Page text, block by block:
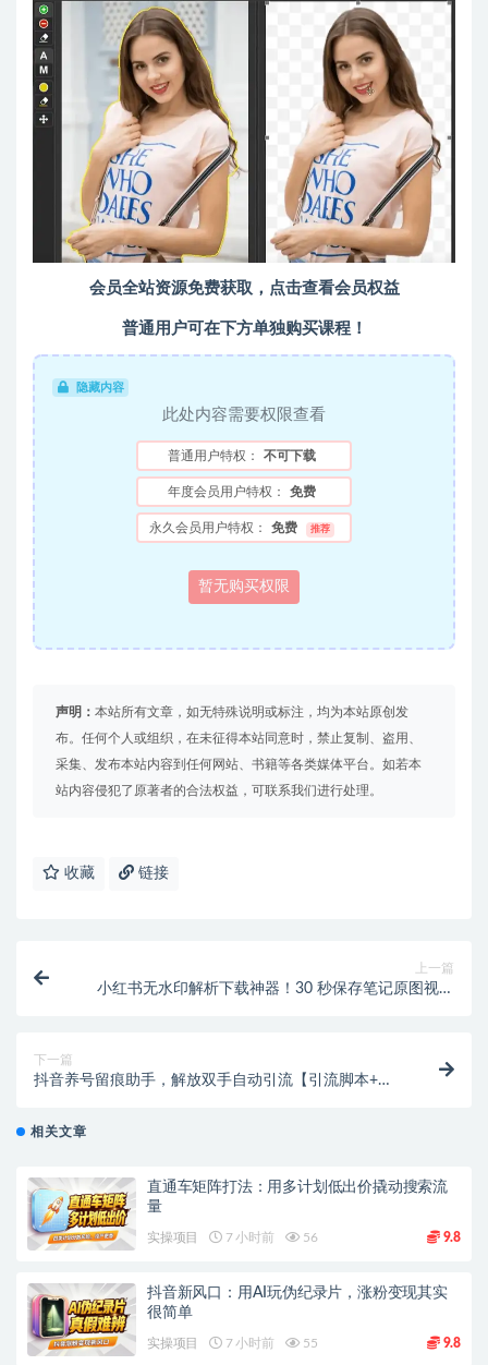
会员全站资源免费获取，点击查看会员权益
普通用户可在下方单独购买课程！
隐藏内容
此处内容需要权限查看
普通用户特权： 不可下载
年度会员用户特权： 免费
永久会员用户特权： 免费 推荐
暂无购买权限
声明： 本站所有文章，如无特殊说明或标注，均为本站原创发
布。任何个人或组织，在未征得本站同意时，禁止复制、盗用、
采集、发布本站内容到任何网站、书籍等各类媒体平台。如若本
站内容侵犯了原著者的合法权益，可联系我们进行处理。
收藏 链接
上一篇
小红书无水印解析下载神器！30 秒保存笔记原图视频
下一篇
抖音养号留痕助手，解放双手自动引流【引流脚本+使
相关文章
直通车矩阵打法：用多计划低出价撬动搜索流
量
实操项目 7 小时前 56 9.8
抖音新风口：用AI玩伪纪录片，涨粉变现其实
很简单
实操项目 7 小时前 55 9.8